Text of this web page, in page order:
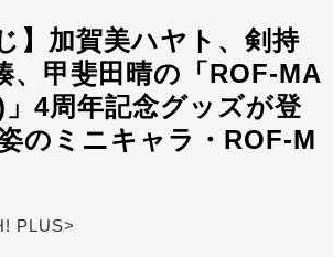
】加賀美ハヤト、剣持
、甲斐田晴の「ROF-MA
4周年記念グッズが登
のミニキャラ・ROF-M
PLUS>